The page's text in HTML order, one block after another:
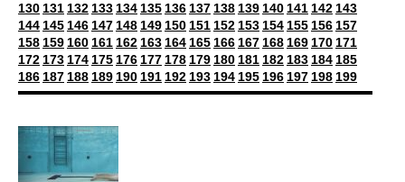
130 131 132 133 134 135 136 137 138 139 140 141 142 143
144 145 146 147 148 149 150 151 152 153 154 155 156 157
158 159 160 161 162 163 164 165 166 167 168 169 170 171
172 173 174 175 176 177 178 179 180 181 182 183 184 185
186 187 188 189 190 191 192 193 194 195 196 197 198 199